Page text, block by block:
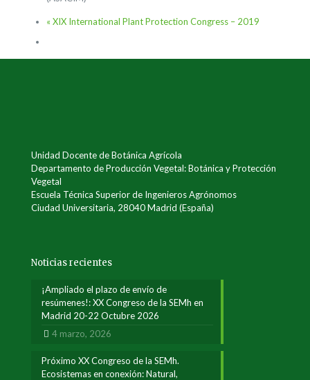
« XIX International Plant Protection Congress – 2019
Unidad Docente de Botánica Agrícola
Departamento de Producción Vegetal: Botánica y Protección
Vegetal
Escuela Técnica Superior de Ingenieros Agrónomos
Ciudad Universitaria, 28040 Madrid (España)
Noticias recientes
¡Ampliado el plazo de envío de
resúmenes!: XX Congreso de la SEMh en
Madrid 20-22 Octubre 2026
4 marzo, 2026
Próximo XX Congreso de la SEMh.
Ecosistemas en conexión: Natural,